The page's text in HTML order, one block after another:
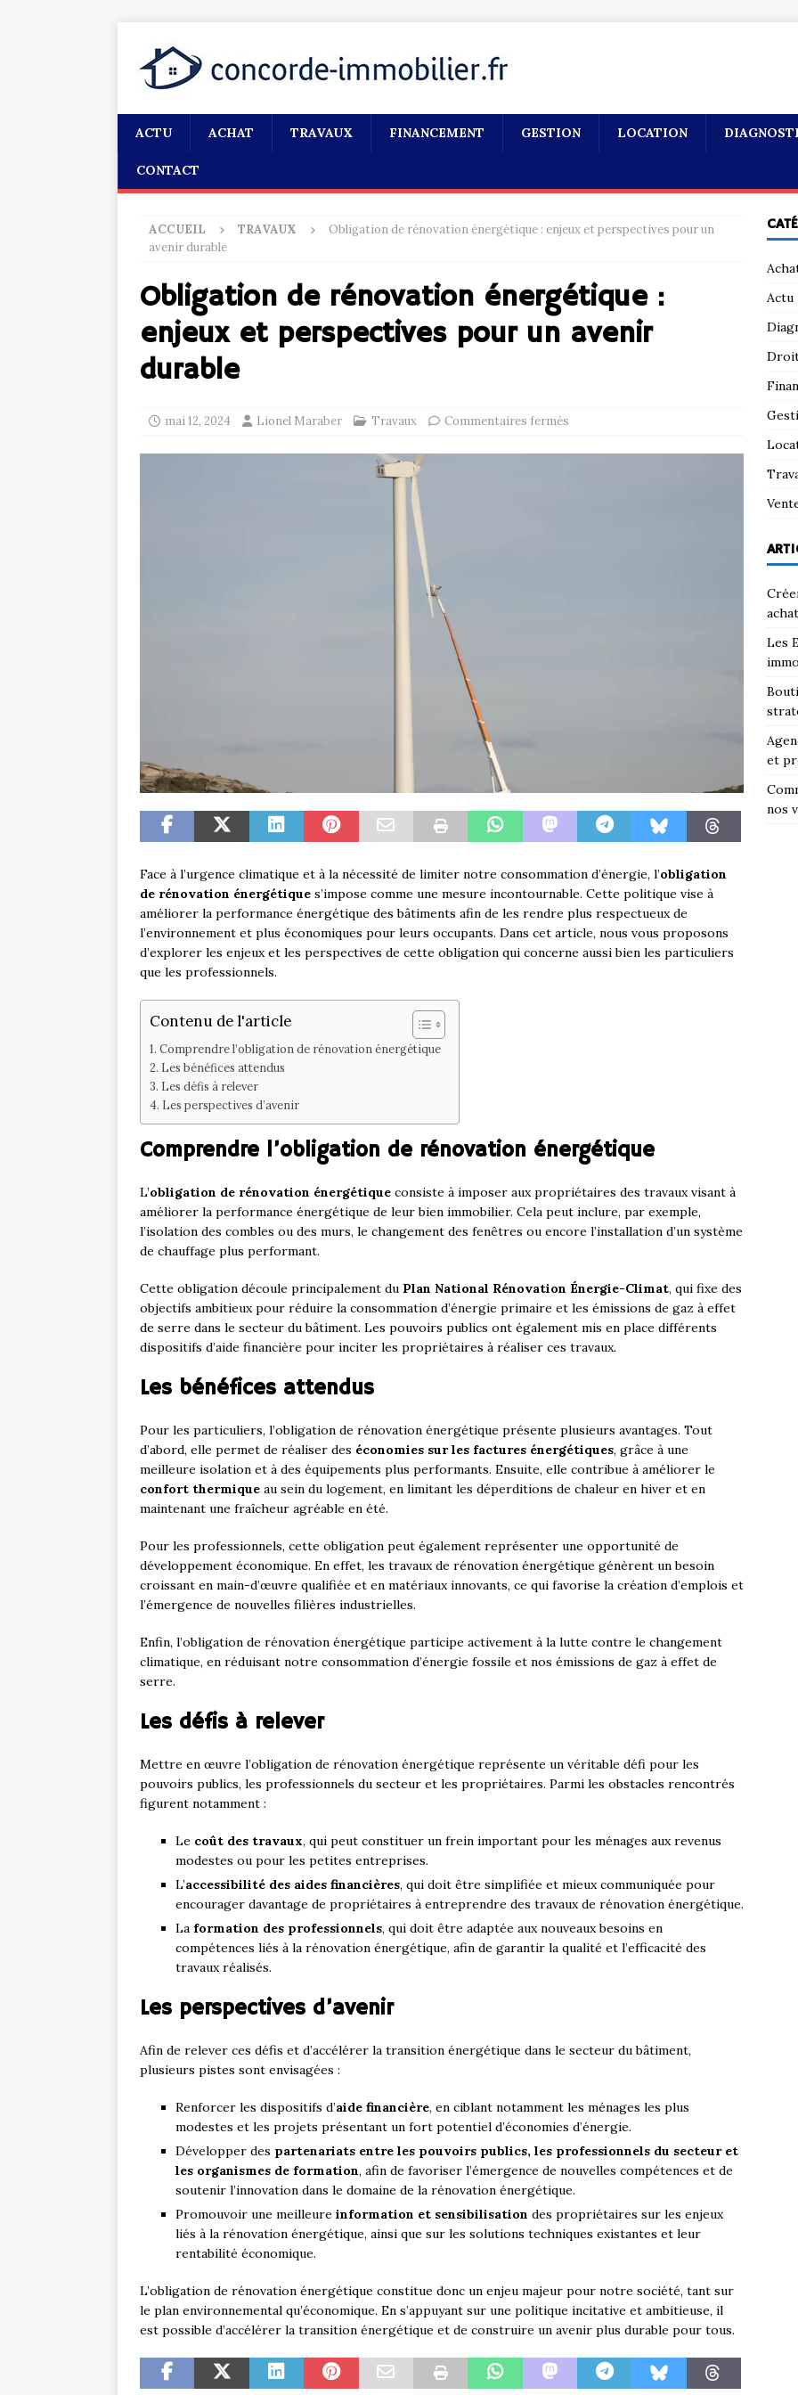
ACTU ACHAT TRAVAUX FINANCEMENT GESTION LOCATION
CONTACT
ACCUEIL TRAVAUX
Obligation de rénovation énergétique : enjeux et perspectives pour un
avenir durable
Obligation de rénovation énergétique :
enjeux et perspectives pour un avenir
durable
mai 12, 2024 Lionel Maraber Travaux Commentaires fermés
Face à l’urgence climatique et à la nécessité de limiter notre consommation d’énergie, l’obligation
de rénovation énergétique s’impose comme une mesure incontournable. Cette politique vise à
améliorer la performance énergétique des bâtiments afin de les rendre plus respectueux de
l’environnement et plus économiques pour leurs occupants. Dans cet article, nous vous proposons
d’explorer les enjeux et les perspectives de cette obligation qui concerne aussi bien les particuliers
que les professionnels.
Contenu de l'article
Comprendre l’obligation de rénovation énergétique
Les bénéfices attendus
Les défis à relever
Les perspectives d’avenir
Comprendre l’obligation de rénovation énergétique
L’obligation de rénovation énergétique consiste à imposer aux propriétaires des travaux visant à
améliorer la performance énergétique de leur bien immobilier. Cela peut inclure, par exemple,
l’isolation des combles ou des murs, le changement des fenêtres ou encore l’installation d’un système
de chauffage plus performant.
Cette obligation découle principalement du Plan National Rénovation Énergie-Climat, qui fixe des
objectifs ambitieux pour réduire la consommation d’énergie primaire et les émissions de gaz à effet
de serre dans le secteur du bâtiment. Les pouvoirs publics ont également mis en place différents
dispositifs d’aide financière pour inciter les propriétaires à réaliser ces travaux.
Les bénéfices attendus
Pour les particuliers, l’obligation de rénovation énergétique présente plusieurs avantages. Tout
d’abord, elle permet de réaliser des économies sur les factures énergétiques, grâce à une
meilleure isolation et à des équipements plus performants. Ensuite, elle contribue à améliorer le
confort thermique au sein du logement, en limitant les déperditions de chaleur en hiver et en
maintenant une fraîcheur agréable en été.
Pour les professionnels, cette obligation peut également représenter une opportunité de
développement économique. En effet, les travaux de rénovation énergétique génèrent un besoin
croissant en main-d’œuvre qualifiée et en matériaux innovants, ce qui favorise la création d’emplois et
l’émergence de nouvelles filières industrielles.
Enfin, l’obligation de rénovation énergétique participe activement à la lutte contre le changement
climatique, en réduisant notre consommation d’énergie fossile et nos émissions de gaz à effet de
serre.
Les défis à relever
Mettre en œuvre l’obligation de rénovation énergétique représente un véritable défi pour les
pouvoirs publics, les professionnels du secteur et les propriétaires. Parmi les obstacles rencontrés
figurent notamment :
Le coût des travaux, qui peut constituer un frein important pour les ménages aux revenus
modestes ou pour les petites entreprises.
L’accessibilité des aides financières, qui doit être simplifiée et mieux communiquée pour
encourager davantage de propriétaires à entreprendre des travaux de rénovation énergétique.
La formation des professionnels, qui doit être adaptée aux nouveaux besoins en
compétences liés à la rénovation énergétique, afin de garantir la qualité et l’efficacité des
travaux réalisés.
Les perspectives d’avenir
Afin de relever ces défis et d’accélérer la transition énergétique dans le secteur du bâtiment,
plusieurs pistes sont envisagées :
Renforcer les dispositifs d’aide financière, en ciblant notamment les ménages les plus
modestes et les projets présentant un fort potentiel d’économies d’énergie.
Développer des partenariats entre les pouvoirs publics, les professionnels du secteur et
les organismes de formation, afin de favoriser l’émergence de nouvelles compétences et de
soutenir l’innovation dans le domaine de la rénovation énergétique.
Promouvoir une meilleure information et sensibilisation des propriétaires sur les enjeux
liés à la rénovation énergétique, ainsi que sur les solutions techniques existantes et leur
rentabilité économique.
L’obligation de rénovation énergétique constitue donc un enjeu majeur pour notre société, tant sur
le plan environnemental qu’économique. En s’appuyant sur une politique incitative et ambitieuse, il
est possible d’accélérer la transition énergétique et de construire un avenir plus durable pour tous.
Actu
Les
et
nos